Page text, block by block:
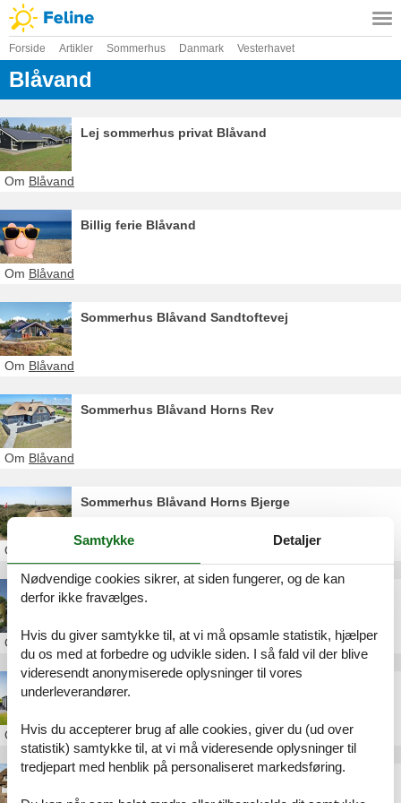
Forside Artikler Sommerhus Danmark Vesterhavet
Blåvand
Lej sommerhus privat Blåvand
Om Blåvand
Billig ferie Blåvand
Om Blåvand
Sommerhus Blåvand Sandtoftevej
Om Blåvand
Sommerhus Blåvand Horns Rev
Om Blåvand
Sommerhus Blåvand Horns Bjerge
Om
Sommerhus Degnevangen Blåvand
OmBlåvand
Sommerhus Blåvand Hvidbjerg Strandvej
OmBlåvand
Sommerhus Fyrvej Blåvand
Samtykke Detaljer
Nødvendige cookies sikrer, at siden fungerer, og de kan
derfor ikke fravælges.
Hvis du giver samtykke til, at vi må opsamle statistik, hjælper
du os med at forbedre og udvikle siden. I så fald vil der blive
videresendt anonymiserede oplysninger til vores
underleverandører.
Hvis du accepterer brug af alle cookies, giver du (ud over
statistik) samtykke til, at vi må videresende oplysninger til
tredjepart med henblik på personaliseret markedsføring.